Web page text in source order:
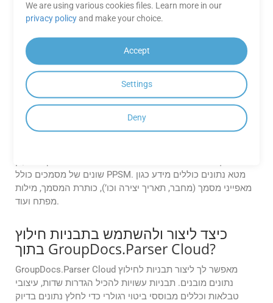
אילו פורמטים של מסמכים נתמכים על ידי
GroupDocs.Parser Cloud?
GroupDocs.Parser Cloud תומך במגוון רחב של פורמטים של
מסמכים, כולל PPSM, PDF, Microsoft Word (DOC, DOCX),
Excel (XLS, XLSX), PowerPoint (PPT, PPTX), ופורמטים שונים
האם GroupDocs.Parser Cloud יכול
שונים של מסמכים כולל PPSM. מטא נתונים כוללים מידע כגון
מאפייני מסמך (מחבר, תאריך יצירה וכו’), כותרת המסמך, מילות
מפתח ועוד.
כיצד ליצור ולהשתמש בתבניות חילוץ
בתוך GroupDocs.Parser Cloud?
GroupDocs.Parser Cloud מאפשר לך ליצור תבניות לחילוץ
נתונים מובנים. תבניות עשויות להכיל הגדרות שדות, עיצובי
טבלאות וכללים מבוססי ביטוי רגולרי כדי לחלץ נתונים בדיוק
We are using various cookies files. Learn more in our
privacy policyand make your choice.
Accept
Settings
Deny